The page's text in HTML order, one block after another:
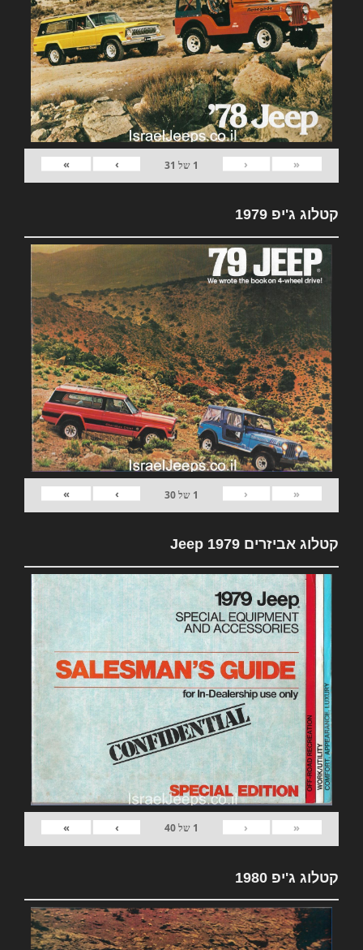
«
‹
1 של 31
›
»
קטלוג ג'יפ 1979
«
‹
1 של30
›
»
קטלוג אביזרים 1979 Jeep
«
‹
1 של40
›
»
קטלוג ג'יפ 1980